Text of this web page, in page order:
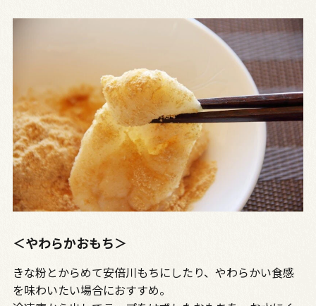
＜やわらかおもち＞
きな粉とからめて安倍川もちにしたり、やわらかい食感
を味わいたい場合におすすめ。